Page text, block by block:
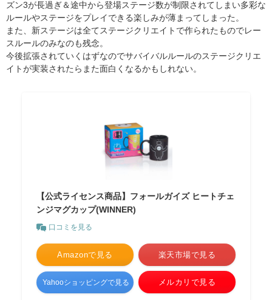
ズン3が長過ぎ＆途中から登場ステージ数が制限されてしまい多彩な
ルールやステージをプレイできる楽しみが薄まってしまった。
また、新ステージは全てステージクリエイトで作られたものでレー
スルールのみなのも残念。
今後拡張されていくはずなのでサバイバルルールのステージクリエ
イトが実装されたらまた面白くなるかもしれない。
【公式ライセンス商品】フォールガイズ ヒートチェ
ンジマグカップ(WINNER)
口コミを見る
Amazonで見る 楽天市場で見る
Yahooショッピングで見る メルカリで見る